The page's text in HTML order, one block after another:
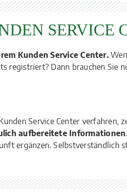
SERVICE
Kunden Service Center.
registriert? Dann brauchen Sie
Service Center verfahren,
aufbereitete Informationen
ergänzen. Selbstverständlich